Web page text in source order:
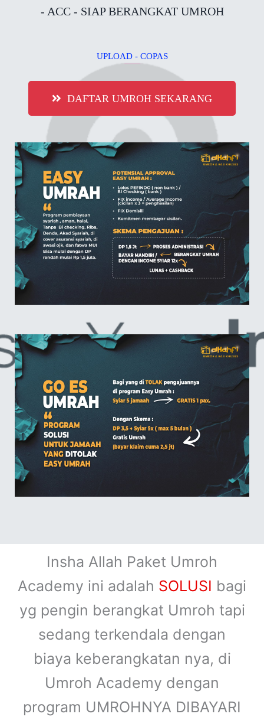
- ACC - SIAP BERANGKAT UMROH
UPLOAD - COPAS
DAFTAR UMROH SEKARANG
Insha Allah Paket Umroh
Academy ini adalah SOLUSI bagi
yg pengin berangkat Umroh tapi
sedang terkendala dengan
biaya keberangkatan nya, di
Umroh Academy dengan
program UMROHNYA DIBAYARI